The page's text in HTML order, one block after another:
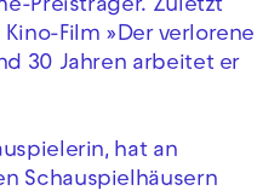
Preisträger. Zuletzt
Film »Der verlorene
30 Jahren arbeitet er
hat an
Schauspielhäusern